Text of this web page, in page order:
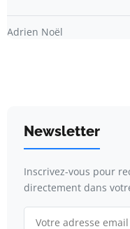
Adrien Noël
Newsletter
Inscrivez-vous pour
directement dans